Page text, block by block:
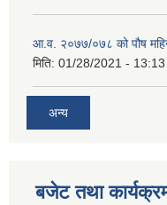
आ.व. २०७७/०७८ को पौष
मिति: 01/28/2021 - 13:13
अन्य
बजेट तथा